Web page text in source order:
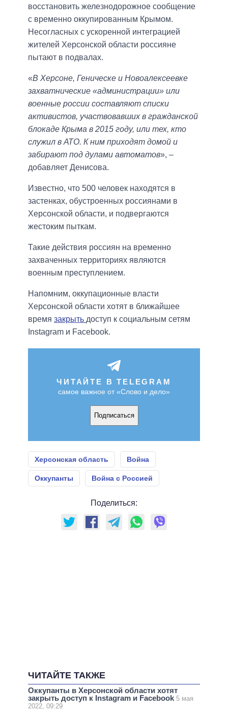
восстановить железнодорожное сообщение
с временно оккупированным Крымом.
Несогласных с ускоренной интеграцией
жителей Херсонской области россияне
пытают в подвалах.
«В Херсоне, Геническе и Новоалексеевке
захватнические «администрации» или
военные россии составляют списки
активистов, участвовавших в гражданской
блокаде Крыма в 2015 году, или тех, кто
служил в АТО. К ним приходят домой и
забирают под дулами автоматов», –
добавляет Денисова.
Известно, что 500 человек находятся в
застенках, обустроенных россиянами в
Херсонской области, и подвергаются
жестоким пыткам.
Такие действия россиян на временно
захваченных территориях являются
военным преступлением.
Напомним, оккупационные власти
Херсонской области хотят в ближайшее
время закрыть доступ к социальным сетям
Instagram и Facebook.
ЧИТАЙТЕ В TELEGRAM
самое важное от «Слово и дело»
Подписаться
Херсонская область Война
Оккупанты Война с Россией
Поделиться:
ЧИТАЙТЕ ТАКЖЕ
Оккупанты в Херсонской области хотят
закрыть доступ к Instagram и Facebook 5 мая
2022, 09:29